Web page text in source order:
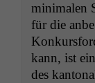
min­i­malen
für die
kann, ist
des